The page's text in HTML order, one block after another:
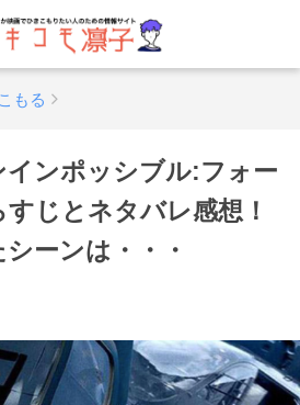
もる
インポッシブル:フォー
じとネタバレ感想！
ーンは・・・